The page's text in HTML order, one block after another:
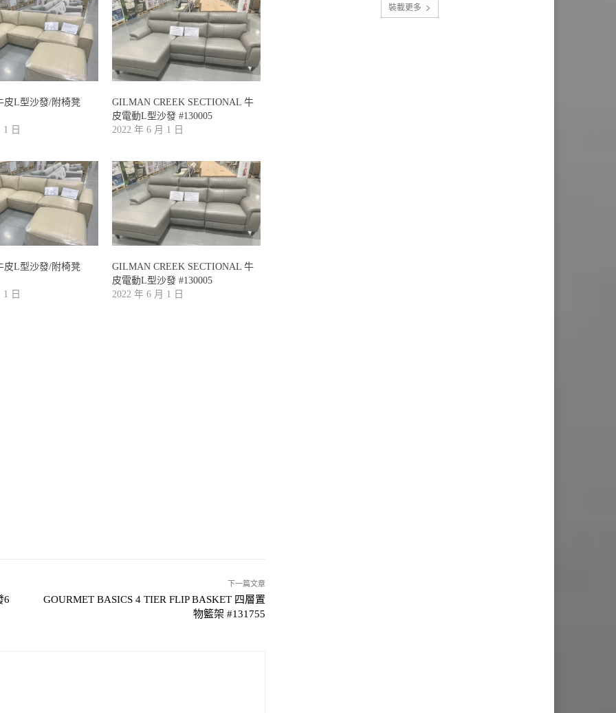
皮L型沙發/附椅凳
1 日
GILMAN CREEK SECTIONAL 牛
皮電動L型沙發 #130005
2022 年 6 月 1 日
皮L型沙發/附椅凳
1 日
GILMAN CREEK SECTIONAL 牛
皮電動L型沙發 #130005
2022 年 6 月 1 日
6
下一篇文章
GOURMET BASICS 4 TIER FLIP BASKET 四層置
物籃架 #131755
裝載更多